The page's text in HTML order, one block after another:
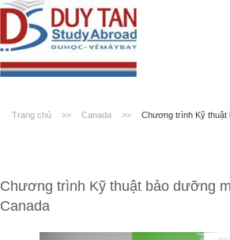
Trang chủ >> Canada >> Chương trình Kỹ thuật
Chương trình Kỹ thuật bảo dưỡng
Canada